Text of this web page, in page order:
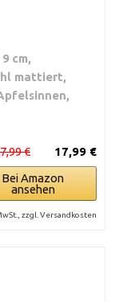
cm,
mattiert,
17,99 €
€
Bei Amazon
ansehen
zzgl. Versandkosten